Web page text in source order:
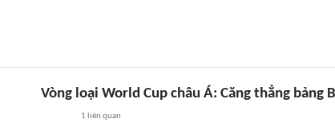
Vòng loại World Cup châu Á: Căng thẳng bảng B
1 liên quan